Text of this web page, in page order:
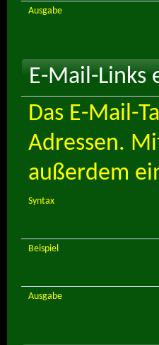
Ausgabe
E-Mail-Links
Das E-Mail-
Adressen.
außerdem
Syntax
Beispiel
Ausgabe